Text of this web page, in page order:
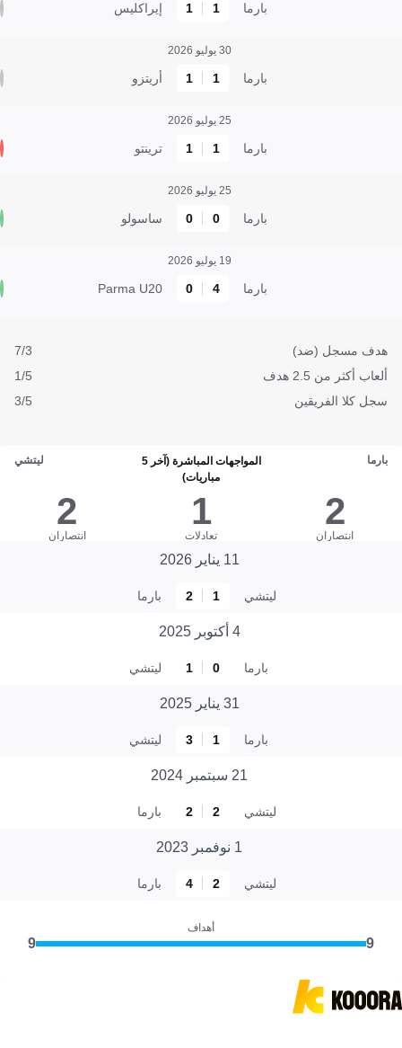
بارما 1
1 إيراكليس
30 يوليو 2026
بارما 1
1 أريتزو
25 يوليو 2026
بارما 1
1 ترينتو
25 يوليو 2026
بارما 0
0 ساسولو
19 يوليو 2026
بارما 4
0
Parma U20
هدف مسجل (ضد)
7/3
ألعاب أكثر من 2.5 هدف
1/5
سجل كلا الفريقين
3/5
بارما
المواجهات المباشرة (آخر 5
مباريات)
ليتشي
2
انتصاران
1
تعادلات
2
انتصاران
11 يناير 2026
ليتشي 1
2 بارما
4 أكتوبر 2025
بارما 0
1 ليتشي
31 يناير 2025
بارما 1
3 ليتشي
21 سبتمبر 2024
ليتشي 2
2 بارما
1 نوفمبر 2023
ليتشي 2
4 بارما
أهداف
9
9